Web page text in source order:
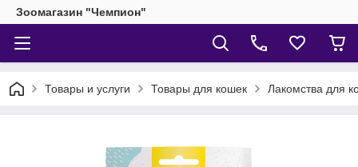
Зоомагазин "Чемпион"
Товары и услуги Товары для кошек Лакомства для